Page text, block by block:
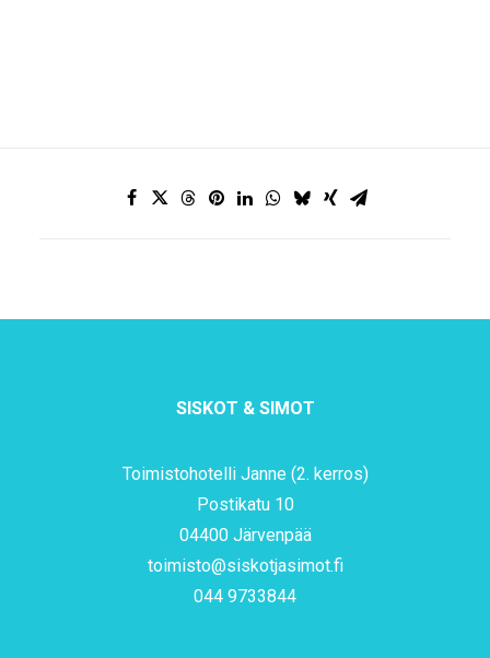
SISKOT & SIMOT
Toimistohotelli Janne (2. kerros)
Postikatu 10
04400 Järvenpää
toimisto@siskotjasimot.fi
044 9733844